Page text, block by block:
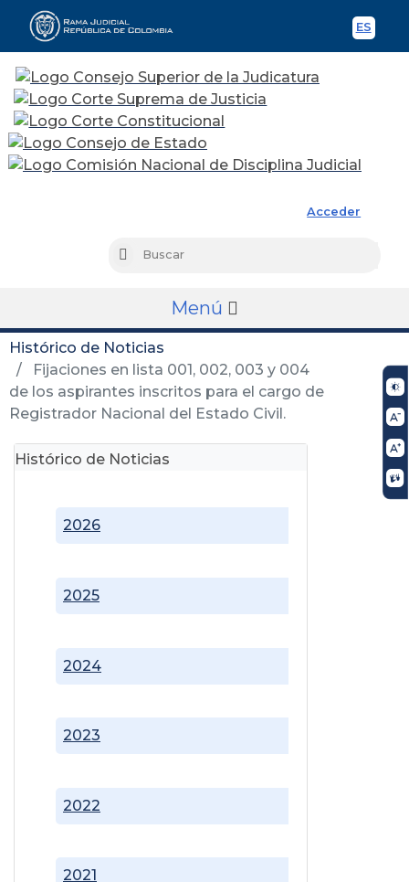
ES
Acceder
Buscar
Menú
Histórico de Noticias
Fijaciones en lista 001, 002, 003 y 004
de los aspirantes inscritos para el cargo de
Registrador Nacional del Estado Civil.
Histórico de Noticias
2021
2022
2023
2024
2025
2026